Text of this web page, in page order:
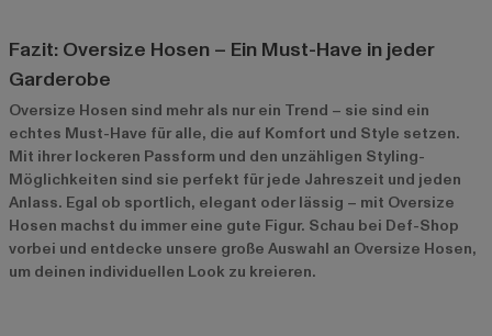
Fazit: Oversize Hosen – Ein Must-Have in jeder
Garderobe
Oversize Hosen sind mehr als nur ein Trend – sie sind ein
echtes Must-Have für alle, die auf Komfort und Style setzen.
Mit ihrer lockeren Passform und den unzähligen Styling-
Möglichkeiten sind sie perfekt für jede Jahreszeit und jeden
Anlass. Egal ob sportlich, elegant oder lässig – mit Oversize
Hosen machst du immer eine gute Figur. Schau bei Def-Shop
vorbei und entdecke unsere große Auswahl an Oversize Hosen,
um deinen individuellen Look zu kreieren.